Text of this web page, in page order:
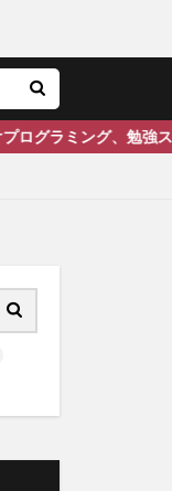
、勉強スケジュール